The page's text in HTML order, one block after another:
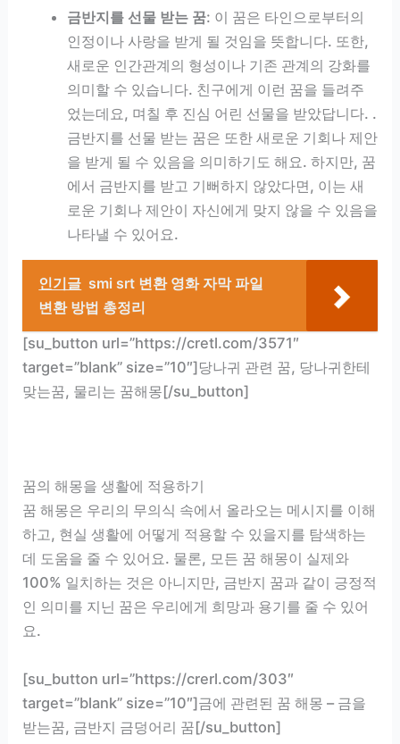
금반지를 선물 받는 꿈: 이 꿈은 타인으로부터의
인정이나 사랑을 받게 될 것임을 뜻합니다. 또한,
새로운 인간관계의 형성이나 기존 관계의 강화를
의미할 수 있습니다. 친구에게 이런 꿈을 들려주
었는데요, 며칠 후 진심 어린 선물을 받았답니다. .
금반지를 선물 받는 꿈은 또한 새로운 기회나 제안
을 받게 될 수 있음을 의미하기도 해요. 하지만, 꿈
에서 금반지를 받고 기뻐하지 않았다면, 이는 새
로운 기회나 제안이 자신에게 맞지 않을 수 있음을
나타낼 수 있어요.
인기글 smi srt 변환 영화 자막 파일
변환 방법 총정리
[su_button url=”https://cretl.com/3571″
target=”blank” size=”10″]당나귀 관련 꿈, 당나귀한테
맞는꿈, 물리는 꿈해몽[/su_button]
꿈의 해몽을 생활에 적용하기
꿈 해몽은 우리의 무의식 속에서 올라오는 메시지를 이해
하고, 현실 생활에 어떻게 적용할 수 있을지를 탐색하는
데 도움을 줄 수 있어요. 물론, 모든 꿈 해몽이 실제와
100% 일치하는 것은 아니지만, 금반지 꿈과 같이 긍정적
인 의미를 지닌 꿈은 우리에게 희망과 용기를 줄 수 있어
요.
[su_button url=”https://crerl.com/303″
target=”blank” size=”10″]금에 관련된 꿈 해몽 – 금을
받는꿈, 금반지 금덩어리 꿈[/su_button]